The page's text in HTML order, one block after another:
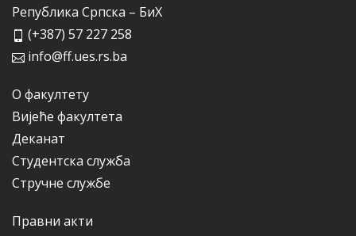
Република Српска – БиХ
(+387) 57 227 258
info@ff.ues.rs.ba
О факултету
Вијеће факултета
Деканат
Студентска служба
Стручне службе
Правни акти